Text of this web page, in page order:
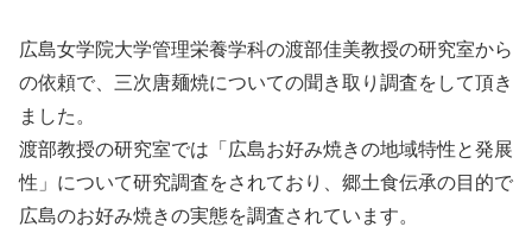
広島女学院大学管理栄養学科の渡部佳美教授の研究室から
の依頼で、三次唐麺焼についての聞き取り調査をして頂き
ました。
渡部教授の研究室では「広島お好み焼きの地域特性と発展
性」について研究調査をされており、郷土食伝承の目的で
広島のお好み焼きの実態を調査されています。